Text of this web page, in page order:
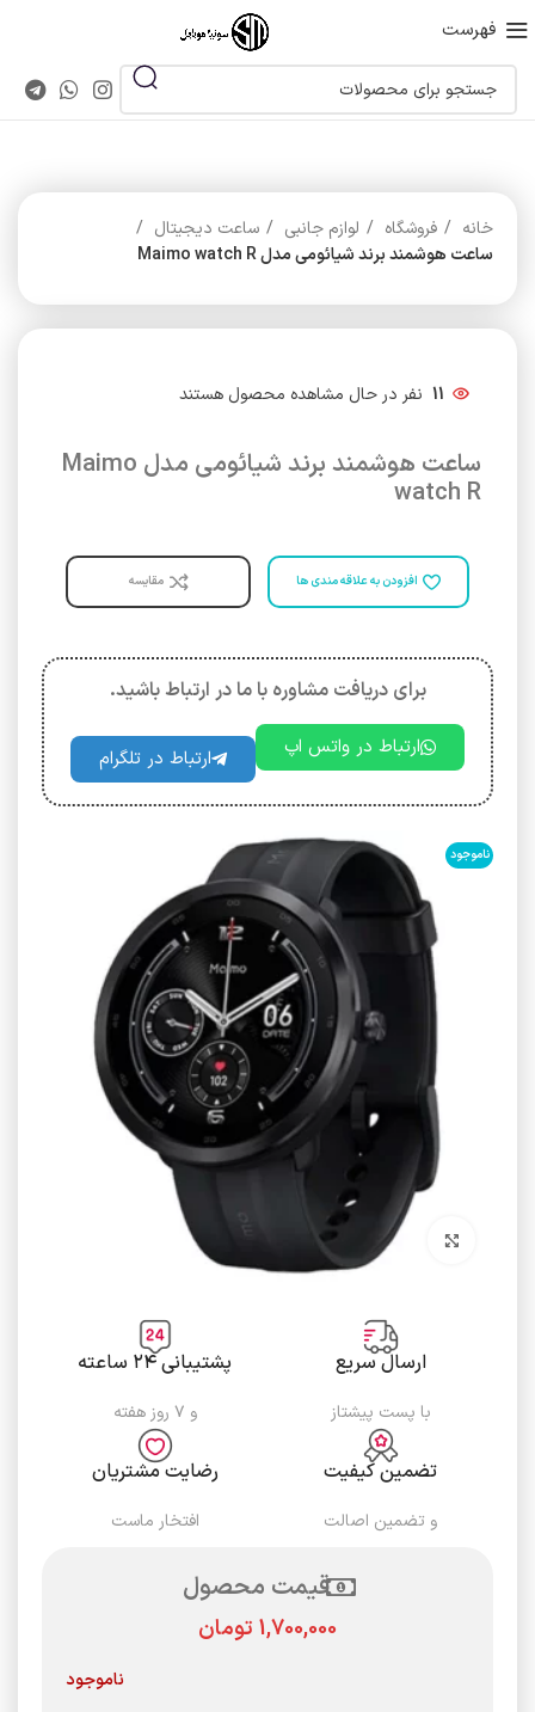
فهرست
خانه فروشگاه لوازم جانبی
ساعت دیجیتال
ساعت هوشمند برند شیائومی مدل Maimo watch R
11 نفر در حال مشاهده محصول هستند
ساعت هوشمند برند شیائومی مدل Maimo
watch R
افزودن به علاقه مندی ها مقایسه
برای دریافت مشاوره با ما در ارتباط باشید.
ارتباط در واتس اپ ارتباط در تلگرام
ناموجود
برای بزرگنمایی کلیک کنید
ارسال سریع
با پست پیشتاز
پشتیبانی ۲۴ ساعته
و ۷ روز هفته
تضمین کیفیت
و تضمین اصالت
رضایت مشتریان
افتخار ماست
قیمت محصول
تومان
ناموجود